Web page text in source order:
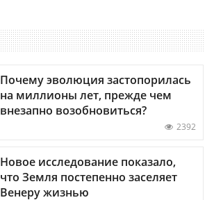
Почему эволюция застопорилась
на миллионы лет, прежде чем
внезапно возобновиться?
2392
Новое исследование показало,
что Земля постепенно заселяет
Венеру жизнью